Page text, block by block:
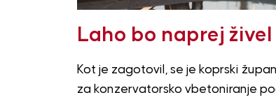
Laho bo naprej
Kot je zagotovil, se je koprski župan
za konzervatorsko vbetoniranje